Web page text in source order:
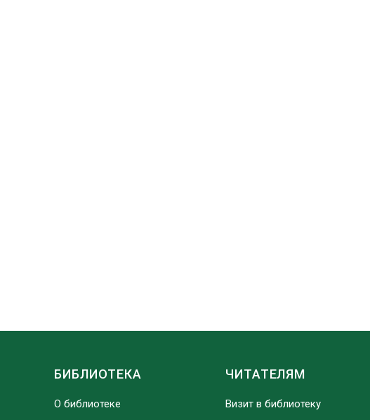
БИБЛИОТЕКА
О библиотеке
ЧИТАТЕЛЯМ
Визит в библиотеку